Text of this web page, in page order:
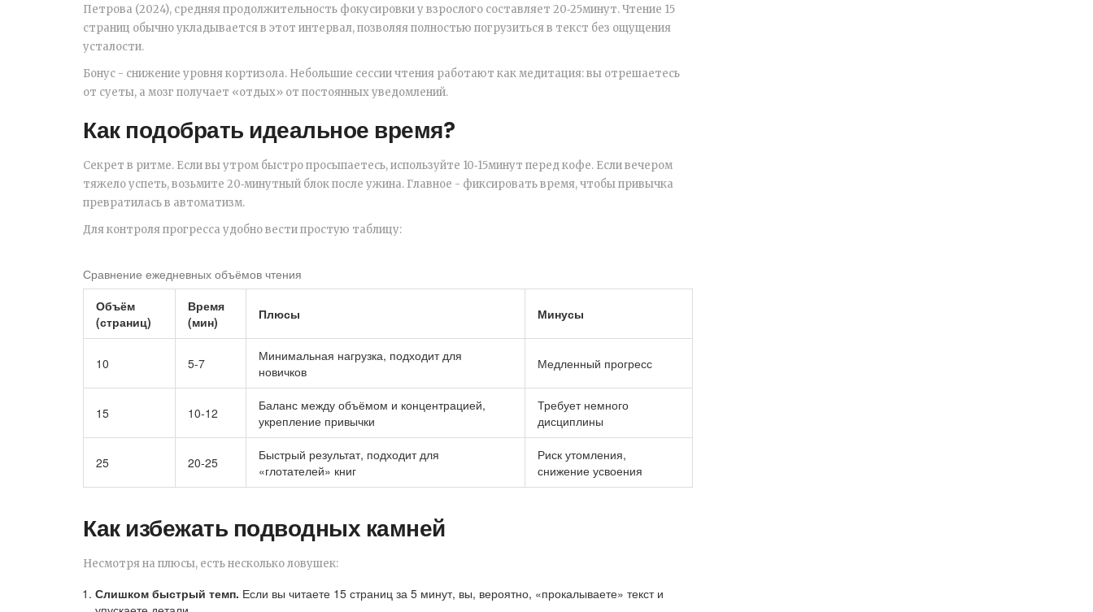
Петрова (2024), средняя продолжительность фокусировки у взрослого составляет 20‑25минут. Чтение 15
страниц обычно укладывается в этот интервал, позволяя полностью погрузиться в текст без ощущения
усталости.
Бонус - снижение уровня кортизола. Небольшие сессии чтения работают как медитация: вы отрешаетесь
от суеты, а мозг получает «отдых» от постоянных уведомлений.
Как подобрать идеальное время?
Секрет в ритме. Если вы утром быстро просыпаетесь, используйте 10‑15минут перед кофе. Если вечером
тяжело успеть, возьмите 20‑минутный блок после ужина. Главное - фиксировать время, чтобы привычка
превратилась в автоматизм.
Для контроля прогресса удобно вести простую таблицу:
Сравнение ежедневных объёмов чтения
Объём
(страниц)
Время
(мин)
Плюсы Минусы
10 5‑7
Минимальная нагрузка, подходит для
новичков
Медленный прогресс
15 10‑12
Баланс между объёмом и концентрацией,
укрепление привычки
Требует немного
дисциплины
25 20‑25
Быстрый результат, подходит для
«глотателей» книг
Риск утомления,
снижение усвоения
Как избежать подводных камней
Несмотря на плюсы, есть несколько ловушек:
Слишком быстрый темп. Если вы читаете 15 страниц за 5 минут, вы, вероятно, «прокалываете» текст и